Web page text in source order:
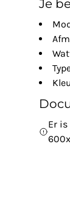
Je
Er